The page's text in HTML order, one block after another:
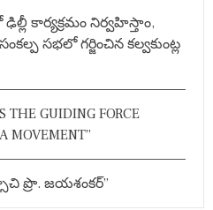
ग
కార్యక్రమం నిర్వహిస్తాం,
సభలో గర్జించిన కల్వకుంట్ల
THE GUIDING FORCE
MOVEMENT”
ప్రొ. జయశంకర్”